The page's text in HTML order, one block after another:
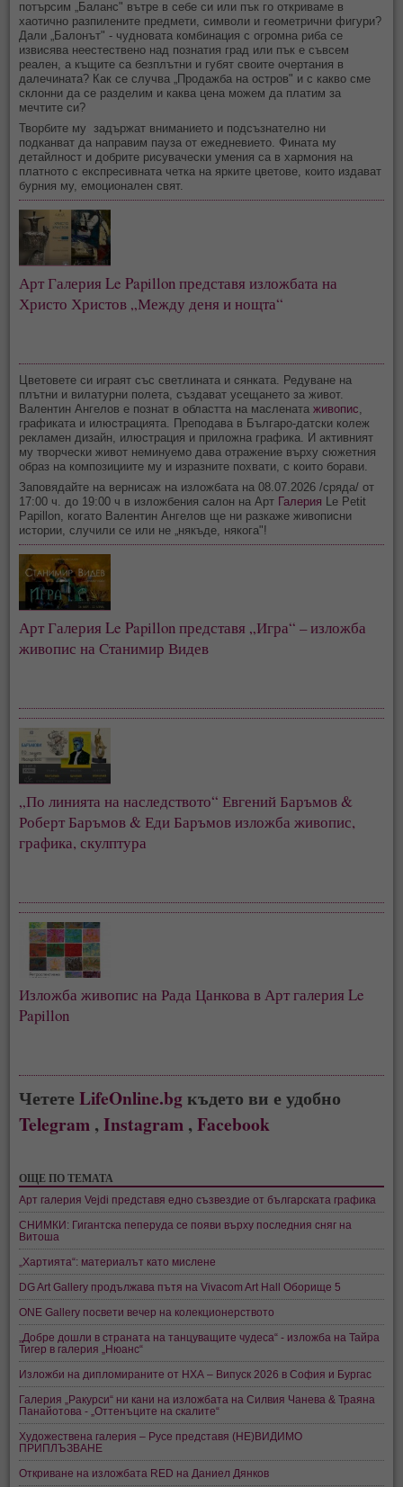
потърсим „Баланс" вътре в себе си или пък го откриваме в
хаотично разпилените предмети, символи и геометрични фигури?
Дали „Балонът" - чудновата комбинация с огромна риба се
извисява неестествено над познатия град или пък е съвсем
реален, а къщите са безплътни и губят своите очертания в
далечината? Как се случва „Продажба на остров" и с какво сме
склонни да се разделим и каква цена можем да платим за
мечтите си?
Творбите му задържат вниманието и подсъзнателно ни
подканват да направим пауза от ежедневието. Фината му
детайлност и добрите рисувачески умения са в хармония на
платното с експресивната четка на ярките цветове, които издават
бурния му, емоционален свят.
Арт Галерия Le Papillon представя изложбата на
Христо Христов „Между деня и нощта“
Цветовете си играят със светлината и сянката. Редуване на
плътни и вилатурни полета, създават усещането за живот.
Валентин Ангелов е познат в областта на масленатаживопис
графиката и илюстрацията. Преподава в Българо-датски колеж
рекламен дизайн, илюстрация и приложна графика. И активният
му творчески живот неминуемо дава отражение върху сюжетния
образ на композициите му и изразните похвати, с които борави.
Заповядайте на вернисаж на изложбата на 08.07.2026 /сряда/ от
17:00 ч. до 19:00 ч в изложбения салон на Арт Галерия Le Petit
Papillon, когато Валентин Ангелов ще ни разкаже живописни
истории, случили се или не „някъде, някога"!
Арт Галерия Le Papillon представя „Игра“ – изложба
живопис на Станимир Видев
„По линията на наследството“ Евгений Баръмов &
Роберт Баръмов & Еди Баръмов изложба живопис,
графика, скулптура
Изложба живопис на Рада Цанкова в Арт галерия Le
Papillon
ЧететеLifeOnline.bgкъдето ви е удобно
Telegram ,Instagram ,Facebook
ОЩЕ ПО ТЕМАТА
Арт галерия Vejdi представя едно съзвездие от българската графика
СНИМКИ: Гигантска пеперуда се появи върху последния сняг на
Витоша
„Хартията“: материалът като мислене
DG Art Gallery продължава пътя на Vivacom Art Hall Оборище 5
ONE Gallery посвети вечер на колекционерството
„Добре дошли в страната на танцуващите чудеса“ - изложба на Тайра
Тигер в галерия „Нюанс“
Изложби на дипломираните от НХА – Випуск 2026 в София и Бургас
Галерия „Ракурси“ ни кани на изложбата на Силвия Чанева & Траяна
Панайотова - „Оттенъците на скалите“
Художествена галерия – Русе представя (НЕ)ВИДИМО
ПРИПЛЪЗВАНЕ
Откриване на изложбата RED на Даниел Дянков